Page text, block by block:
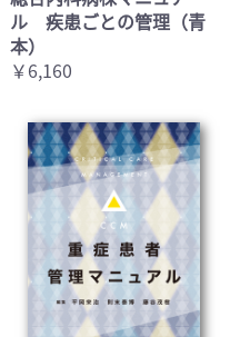
ル 疾患ごとの管理（青
本）
￥6,160